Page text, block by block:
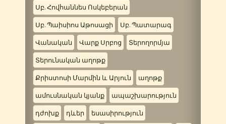
Սբ. Հովհաննես Ոսկեբերան
Սբ. Պաիսիոս Աթոսացի Սբ. Պատարագ
Վանական Վարք Սրբոց Տերողորմյա
Տերունական աղոթք
Քրիստոսի Մարմին և Արյուն աղոթք
ամուսնական կյանք ապաշխարություն
դժոխք դևեր եսասիրություն